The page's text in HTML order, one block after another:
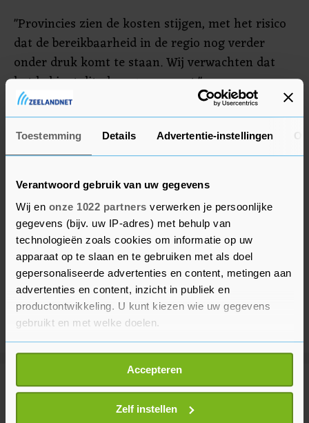
Toestemming Details Advertentie-instellingen
Verantwoord gebruik van uw gegevens
Wij en onze 1022 partners verwerken je persoonlijke
gegevens (bijv. uw IP-adres) met behulp van
technologieën zoals cookies om informatie op uw
apparaat op te slaan en te gebruiken met als doel
gepersonaliseerde advertenties en content, metingen aan
advertenties en content, inzicht in publiek en
productontwikkeling. U kunt kiezen wie uw gegevens
gebruikt en met welke doelen.
Als u het toestaat, willen we ook graag:
Informatie verzamelen over uw geografische
locatie, die tot een paar meter nauwkeurig kan zijn
Uw apparaat identificeren door het actief te
Accepteren
Zelf instellen
"Provincies zien de kosten stijgen, met het risico
dat de bereikbaarheid in de regio nog verder
onder druk komt te staan. Wij verwachten dat
het kabinet dit alsnog repareert."
Meer uit Politiek